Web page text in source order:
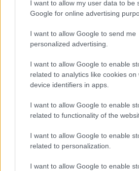
I want to allow my user data to be
Google for online advertising
I want to allow Google to send me
personalized advertising.
I want to allow Google to enable
related to analytics like cookies on
device identifiers in apps.
I want to allow Google to enable
related to functionality of the
I want to allow Google to enable
related to personalization.
I want to allow Google to enable